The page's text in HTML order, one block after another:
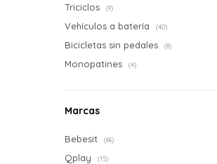
Triciclos (9)
Vehículos a batería (40)
Bicicletas sin pedales (8)
Monopatines (4)
Marcas
Bebesit (66)
Qplay (15)